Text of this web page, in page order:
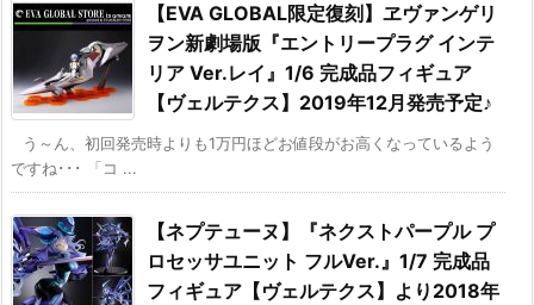
【EVA GLOBAL限定復刻】ヱヴァンゲリ
ヲン新劇場版『エントリープラグ インテ
リア Ver.レイ』1/6 完成品フィギュア
【ヴェルテクス】2019年12月発売予定♪
う～ん、初回発売時よりも1万円ほどお値段がお高くなっているよう
ですね･･･ 「コ ...
【ネプテューヌ】『ネクストパープル プ
ロセッサユニット フルVer.』1/7 完成品
フィギュア【ヴェルテクス】より2018年